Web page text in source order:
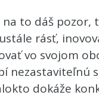
na to dáš pozor,
rásť,
vo svojom
nezastaviteľnú
dokáže